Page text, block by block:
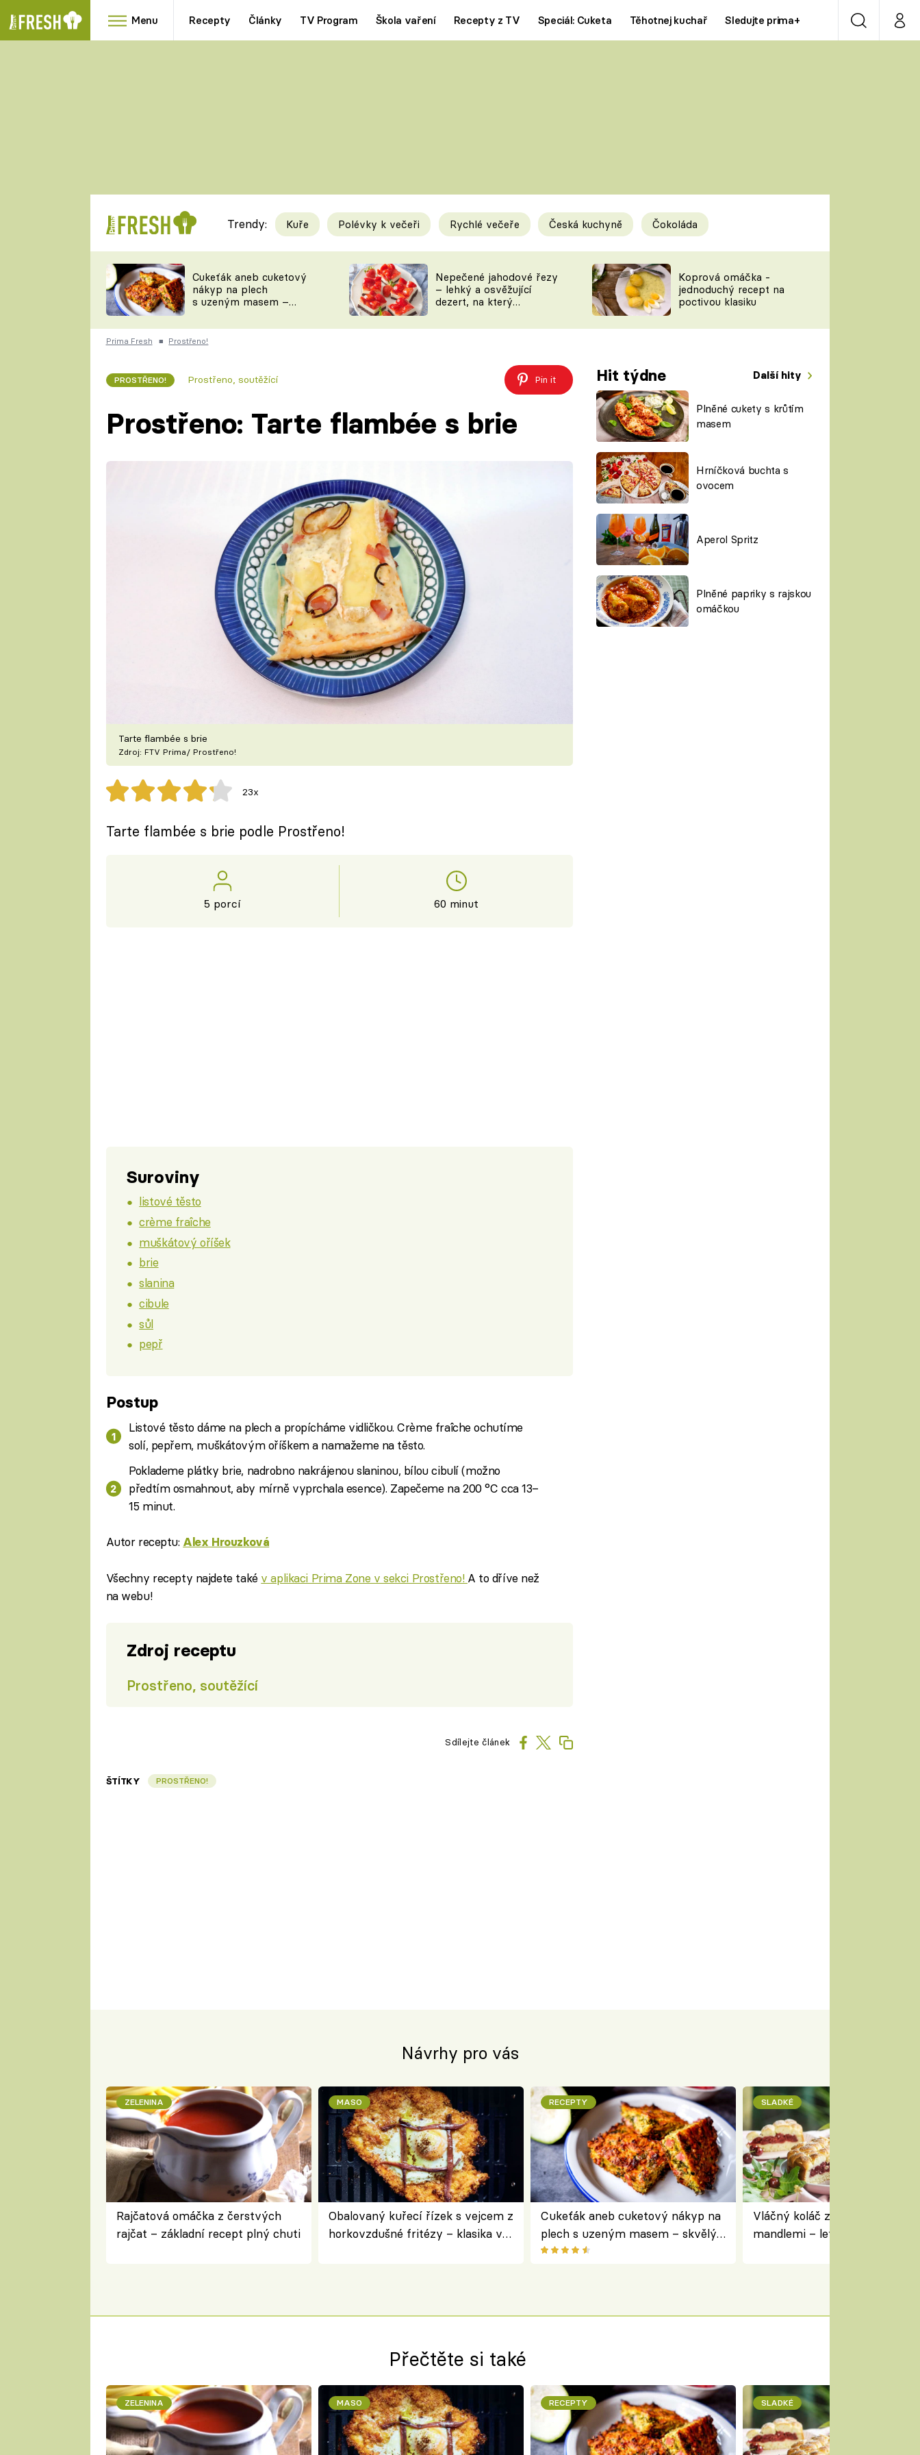
Menu Recepty Články TV Program Škola vaření Recepty z TV Speciál: Cuketa Těhotnej kuchař Sledujte prima+ VyhledáváníMůj
RYCHLOVKY
Videorecepty
TEĎ VAŘÍ ŠÉF!
ČESKO NA TALÍŘI
KUCHAŘKA
Tipy a triky
KAM ZA JÍDLEM
VYCHYTÁVKY
Novinky
ŠÉFREDAKTORKY
ČASOPIS
Prima LAJK
Sledujte nás
Trendy: Kuře Polévky k večeři Rychlé večeře Česká kuchyně Čokoláda
Cukeťák aneb cuketový
nákyp na plech
s uzeným masem –
zpracovat přerostlé
cukety
Nepečené jahodové řezy
– lehký a osvěžující
dezert, na který
Koprová omáčka -
jednoduchý recept na
poctivou klasiku
Prima Fresh ■ Prostřeno!
PROSTŘENO! Prostřeno, soutěžící Pin it Hit týdne Další hity
Plněné cukety s krůtím
masem
Hrníčková buchta s
ovocem
Aperol Spritz
Plněné papriky s rajskou
omáčkou
Prostřeno: Tarte flambée s brie
Tarte flambée s brie
Zdroj: FTV Prima/ Prostřeno!
23x
Tarte flambée s brie podle Prostřeno!
5 porcí 60 minut
Suroviny
listové těsto
crème fraîche
muškátový oříšek
brie
slanina
cibule
sůl
pepř
Postup
Listové těsto dáme na plech a propícháme vidličkou. Crème fraîche ochutíme
solí, pepřem, muškátovým oříškem a namažeme na těsto.
Poklademe plátky brie, nadrobno nakrájenou slaninou, bílou cibulí (možno
předtím osmahnout, aby mírně vyprchala esence). Zapečeme na 200 °C cca 13–
15 minut.
Autor receptu: Alex Hrouzková
Všechny recepty najdete také v aplikaci Prima Zone v sekci Prostřeno! A to dříve než
na webu!
Zdroj receptu
Prostřeno, soutěžící
Sdílejte článek
ŠTÍTKY PROSTŘENO!
Návrhy pro vás
ZELENINA
Rajčatová omáčka z čerstvých
rajčat – základní recept plný chuti
MASO
Obalovaný kuřecí řízek s vejcem z
horkovzdušné fritézy – klasika v
RECEPTY
Cukeťák aneb cuketový nákyp na
plech s uzeným masem – skvělý
způsob, jak zpracovat přerostlé
SLADKÉ
Vláčný koláč z jogurtu s
mandlemi – letní moučník ke
Přečtěte si také
ZELENINA MASO RECEPTY SLADKÉ